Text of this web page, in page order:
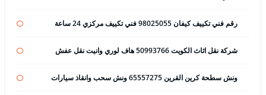
رقم فني تكييف كيفان 98025055 فني تكييف مركزي 24 ساعة
شركة نقل اثاث الكويت 50993766 هاف لوري وانيت نقل عفش
ونش سطحة كرين القرين 65557275 ونش سحب وانقاذ سيارات